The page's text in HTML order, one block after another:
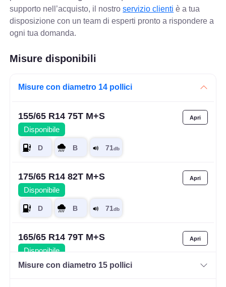
supporto nell’acquisto, il nostroservizio clienti è a tua
disposizione con un team di esperti pronto a rispondere a
ogni tua domanda.
Misure disponibili
Misure con diametro 14 pollici
155/65 R14 75T M+S
Disponibile
175/65 R14 82T M+S
Disponibile
165/65 R14 79T M+S
Disponibile
Misure con diametro 15 pollici